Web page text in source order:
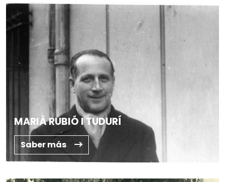
MARIÀ RUBIÓ I TUDURÍ
Saber más